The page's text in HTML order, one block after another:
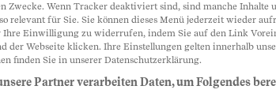
In Zürich
Zwecke. Wenn Tracker deaktiviert sind, sind manche Inhalte
relevant für Sie. Sie können dieses Menü jederzeit wieder
Ihre Einwilligung zu widerrufen, indem Sie auf den Link
der Webseite klicken. Ihre Einstellungen gelten innerhalb
finden Sie in unserer Datenschutzerklärung.
Partner verarbeiten Daten, um Folgendes